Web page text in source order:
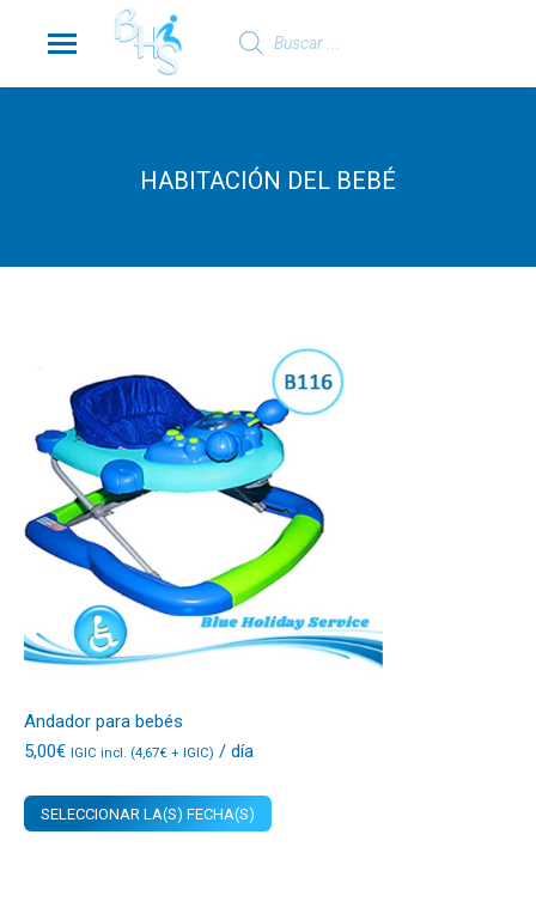
Búsqueda
de
HABITACIÓN DEL BEBÉ
Andador para bebés
5,00€ IGIC incl. (4,67€ + IGIC) / día
SELECCIONAR LA(S) FECHA(S)